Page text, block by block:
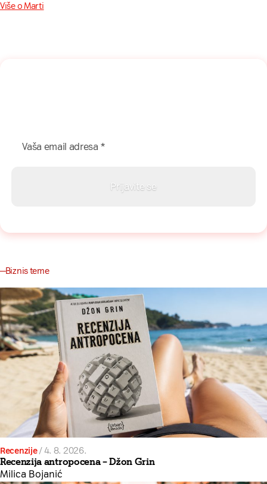
Više o Marti
Biznis teme
Recenzije/4. 8. 2026.
Recenzija antropocena – Džon Grin
Milica Bojanić